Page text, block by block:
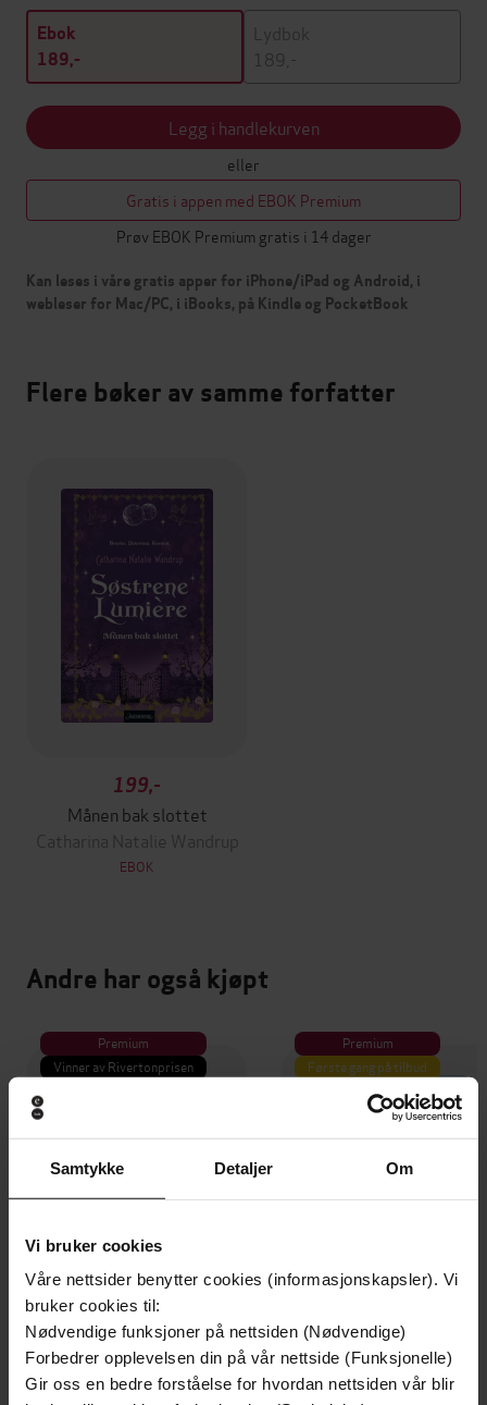
Samtykke Detaljer Om
Vi bruker cookies
Våre nettsider benytter cookies (informasjonskapsler). Vi
bruker cookies til:
Nødvendige funksjoner på nettsiden (Nødvendige)
Forbedrer opplevelsen din på vår nettside (Funksjonelle)
Gir oss en bedre forståelse for hvordan nettsiden vår blir
Ebok
189,-
Lydbok
189,-
Legg i handlekurven
eller
Gratis i appen med EBOK Premium
Prøv EBOK Premium gratis i 14 dager
Kan leses i våre gratis apper for iPhone/iPad og Android, i
webleser for Mac/PC, i iBooks, på Kindle og PocketBook
Flere bøker av samme forfatter
199,-
Månen bak slottet
Catharina Natalie Wandrup
EBOK
Andre har også kjøpt
Premium
Vinner av Rivertonprisen
199,-
Premium
Første gang på tilbud
349,-